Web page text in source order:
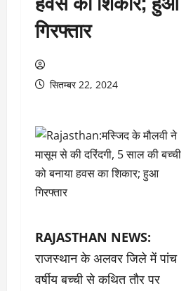
गिरफ्तार
सितम्बर 22, 2024
RAJASTHAN NEWS:
राजस्थान के अलवर जिले में पांच
वर्षीय बच्ची से कथित तौर पर